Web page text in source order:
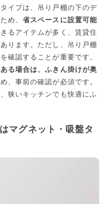
イプは、吊り戸棚の下のデ
め、 省スペースに設置可能
るアイテムが多く、賃貸住
ります。ただし、吊り戸棚
確認することが重要です。
る場合は、ふきん掛けが奥
、事前の確認が必須です。
狭いキッチンでも快適にふ
マグネット・吸盤タ